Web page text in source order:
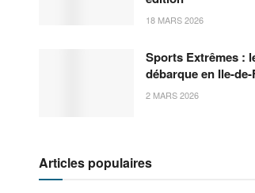
18 MARS 2026
Sports Extrêmes :
débarque en Ile-
2 MARS 2026
Articles populaires